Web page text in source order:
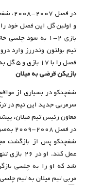
در
و اولین گل این فصل خود را
بازی ۲-۱ به سود
فصل را با ۱۷ بازی و ۵ گل به پایان رساند.
بازیکن قرضی به میلان
شفچنکو در بسیاری از
سرمربی جدید این تیم در
معاون رئیس تیم میلان،
در فصل ۲۰۰۸-۲۰۰۹ به‌صورت قرضی به تیم میلان بازگشت.
شفچنکو پس از بازگشت
شد که او را به چلسی
مربی تیم میلان به تیم